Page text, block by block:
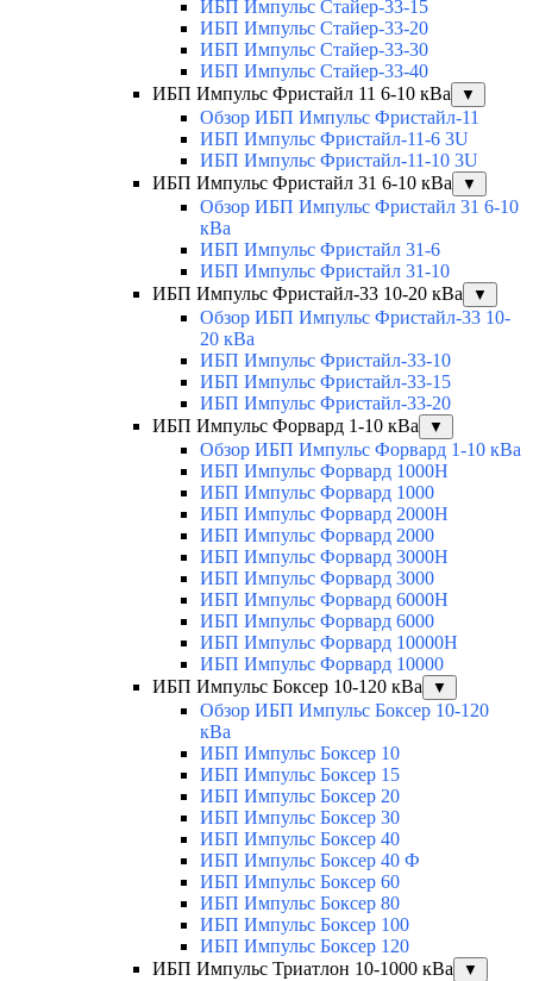
ИБП Импульс Стайер-33-15
ИБП Импульс Стайер-33-20
ИБП Импульс Стайер-33-30
ИБП Импульс Стайер-33-40
ИБП Импульс Фристайл 11 6-10 кВа
▼
Обзор ИБП Импульс Фристайл-11
ИБП Импульс Фристайл-11-6 3U
ИБП Импульс Фристайл-11-10 3U
ИБП Импульс Фристайл 31 6-10 кВа
▼
Обзор ИБП Импульс Фристайл 31 6-10
кВа
ИБП Импульс Фристайл 31-6
ИБП Импульс Фристайл 31-10
ИБП Импульс Фристайл-33 10-20 кВа
▼
Обзор ИБП Импульс Фристайл-33 10-
20 кВа
ИБП Импульс Фристайл-33-10
ИБП Импульс Фристайл-33-15
ИБП Импульс Фристайл-33-20
ИБП Импульс Форвард 1-10 кВа
▼
Обзор ИБП Импульс Форвард 1-10 кВа
ИБП Импульс Форвард 1000H
ИБП Импульс Форвард 1000
ИБП Импульс Форвард 2000H
ИБП Импульс Форвард 2000
ИБП Импульс Форвард 3000H
ИБП Импульс Форвард 3000
ИБП Импульс Форвард 6000H
ИБП Импульс Форвард 6000
ИБП Импульс Форвард 10000H
ИБП Импульс Форвард 10000
ИБП Импульс Боксер 10-120 кВа
▼
Обзор ИБП Импульс Боксер 10-120
кВа
ИБП Импульс Боксер 10
ИБП Импульс Боксер 15
ИБП Импульс Боксер 20
ИБП Импульс Боксер 30
ИБП Импульс Боксер 40
ИБП Импульс Боксер 40 Ф
ИБП Импульс Боксер 60
ИБП Импульс Боксер 80
ИБП Импульс Боксер 100
ИБП Импульс Боксер 120
ИБП Импульс Триатлон 10-1000 кВа
▼